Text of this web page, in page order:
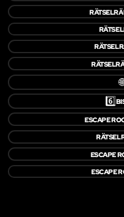
6️⃣
ESCAPE
ESCAPE
ESCAPE